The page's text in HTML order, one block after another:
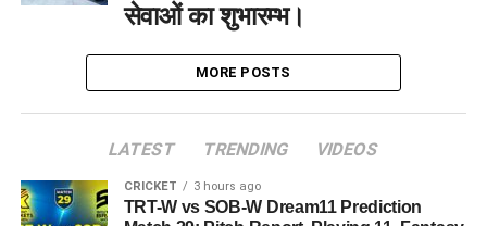
सेवाओं का शुभारम्भ।
MORE POSTS
LATEST TRENDING VIDEOS
CRICKET 3 hours ago
TRT-W vs SOB-W Dream11 Prediction